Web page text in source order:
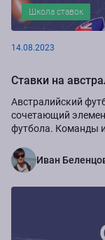
Школа ставок
14.08.2023
Ставки на
Австралийский
сочетающий
футбола. Команды
Иван